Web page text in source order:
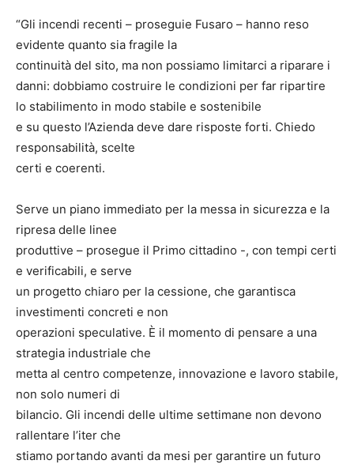
“Gli incendi recenti – proseguie Fusaro – hanno reso
evidente quanto sia fragile la
continuità del sito, ma non possiamo limitarci a riparare i
danni: dobbiamo costruire le condizioni per far ripartire
lo stabilimento in modo stabile e sostenibile
e su questo l’Azienda deve dare risposte forti. Chiedo
responsabilità, scelte
certi e coerenti.
Serve un piano immediato per la messa in sicurezza e la
ripresa delle linee
produttive – prosegue il Primo cittadino -, con tempi certi
e verificabili, e serve
un progetto chiaro per la cessione, che garantisca
investimenti concreti e non
operazioni speculative. È il momento di pensare a una
strategia industriale che
metta al centro competenze, innovazione e lavoro stabile,
non solo numeri di
bilancio. Gli incendi delle ultime settimane non devono
rallentare l’iter che
stiamo portando avanti da mesi per garantire un futuro